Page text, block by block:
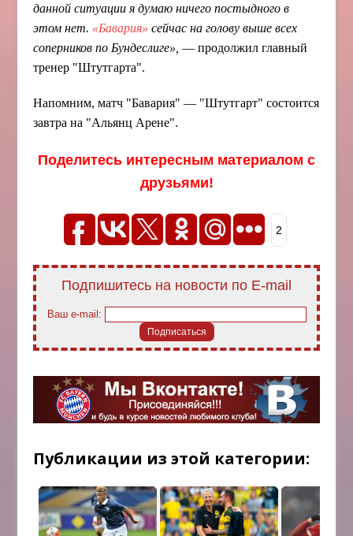
данной ситуации я думаю ничего постыдного в
этом нет. «Бавария» сейчас на голову выше всех
соперников по Бундеслиге»,— продолжил главный
тренер "Штутгарта".
Напомним, матч "Бавария" — "Штутгарт" состоится
завтра на "Альянц Арене".
Поделитесь интересным материалом с
друзьями!
2
Подпишитесь на новости по E-mail
Ваш e-mail:
Публикации из этой категории: